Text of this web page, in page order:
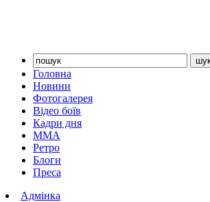
Головна
Новини
Фотогалерея
Відео боїв
Кадри дня
ММА
Ретро
Блоги
Преса
Адмінка